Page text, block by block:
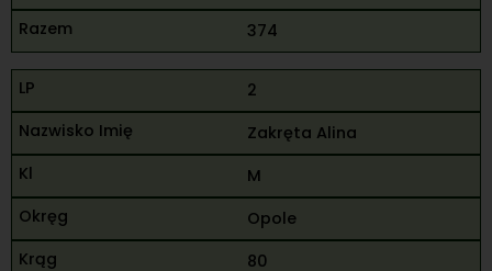
374
2
Zakręta Alina
M
Opole
80